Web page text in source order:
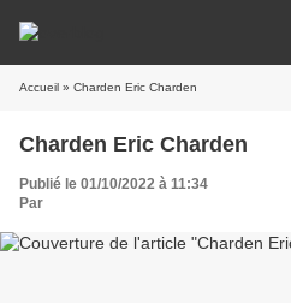
Accueil » Charden Eric Charden
Charden Eric Charden
Publié le 01/10/2022 à 11:34
Par